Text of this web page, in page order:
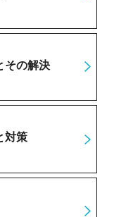
その解決
対策